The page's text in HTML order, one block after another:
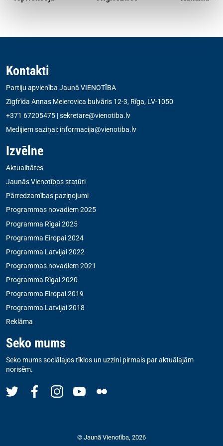
Kontakti
Partiju apvienība Jaunā VIENOTĪBA
Zigfrīda Annas Meierovica bulvāris 12-3, Rīga, LV-1050
+371 67205475 |sekretare@vienotiba.lv
Medijiem saziņai: informacija@vienotiba.lv
Izvēlne
Aktualitātes
Jaunās Vienotības statūti
Pārredzamības paziņojumi
Programmas novadiem 2025
Programma Rīgai 2025
Programma Eiropai 2024
Programma Latvijai 2022
Programmas novadiem 2021
Programma Rīgai 2020
Programma Eiropai 2019
Programma Latvijai 2018
Reklāma
Seko mums
Seko mums sociālajos tīklos un uzzini pirmais par aktuālajām
norisēm.
© Jaunā Vienotība, 2026